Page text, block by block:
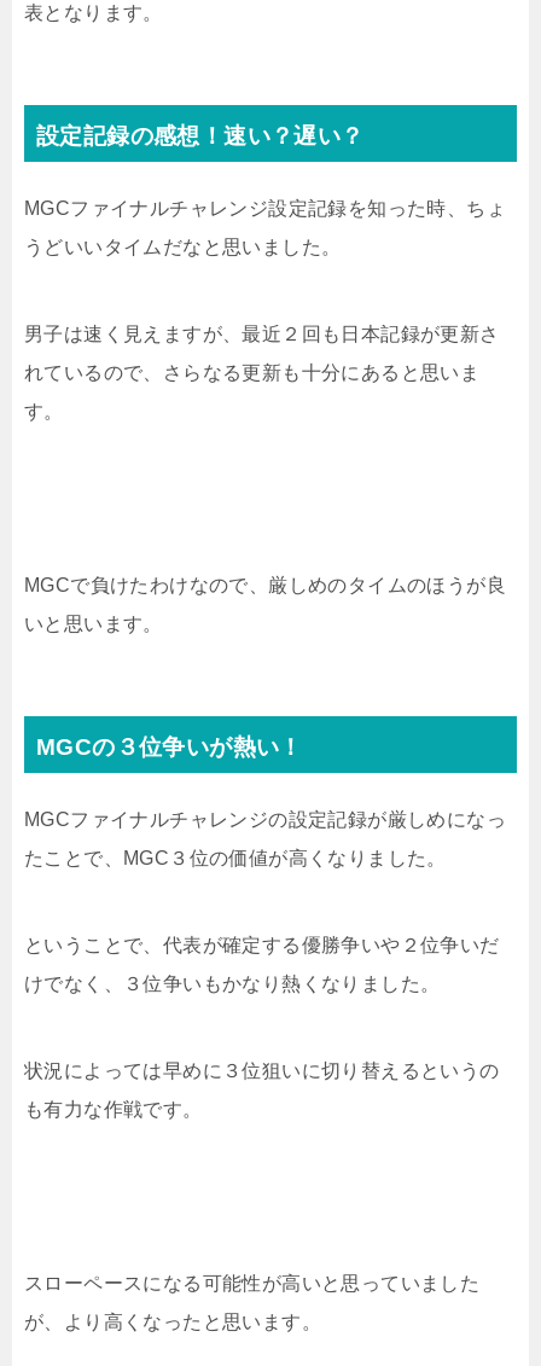
表となります。
設定記録の感想！速い？遅い？
MGCファイナルチャレンジ設定記録を知った時、ちょ
うどいいタイムだなと思いました。
男子は速く見えますが、最近２回も日本記録が更新さ
れているので、さらなる更新も十分にあると思いま
す。
MGCで負けたわけなので、厳しめのタイムのほうが良
いと思います。
MGCの３位争いが熱い！
MGCファイナルチャレンジの設定記録が厳しめになっ
たことで、MGC３位の価値が高くなりました。
ということで、代表が確定する優勝争いや２位争いだ
けでなく、３位争いもかなり熱くなりました。
状況によっては早めに３位狙いに切り替えるというの
も有力な作戦です。
スローペースになる可能性が高いと思っていました
が、より高くなったと思います。